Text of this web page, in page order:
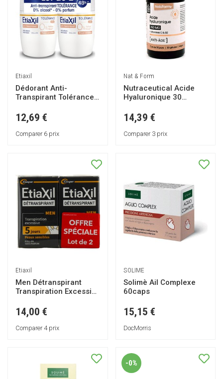
Etiaxil
Dédorant Anti-
Transpirant Tolérance
Roll-On 2x50ml
12,69 €
Comparer 6 prix
Nat & Form
Nutraceutical Acide
Hyaluronique 30
14,39 €
Comparer 3 prix
Etiaxil
Men Détranspirant
Transpiration Excessive
On 2x15ml
14,00 €
Comparer 4 prix
SOLIME
Solimè Ail Complexe
60caps
15,15 €
DocMorris
-0%